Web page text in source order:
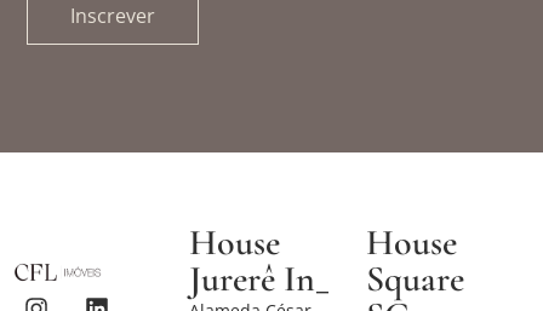
Inscrever
House
Jurerê In_
House
Square